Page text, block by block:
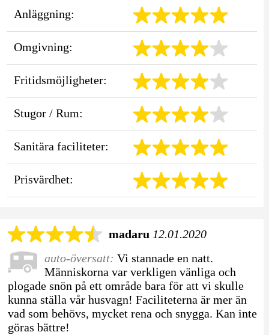
Anläggning:
Omgivning:
Fritidsmöjligheter:
Stugor / Rum:
Sanitära faciliteter:
Prisvärdhet:
madaru 12.01.2020
auto-översatt: Vi stannade en natt.
Människorna var verkligen vänliga och
plogade snön på ett område bara för att vi skulle
kunna ställa vår husvagn! Faciliteterna är mer än
vad som behövs, mycket rena och snygga. Kan inte
göras bättre!